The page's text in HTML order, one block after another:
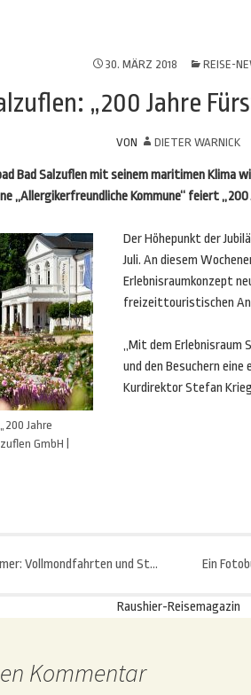
30. MÄRZ 2018 REISE-
„200 Jahre
VON DIETER WARNICK
Bad Salzuflen mit seinem maritimen Klima
„Allergikerfreundliche Kommune“ feiert „200
Jahre
GmbH |
Der Höhepunkt der
Juli. An diesem
Erlebnisraumkonzept
freizeittouristischen
„Mit dem Erlebnisraum
und den Besuchern
Kurdirektor Stefan
Nordsee für Nachtschwärmer: Vollmondfahrten und Sternewanderungen Ein
Raushier-Reisemagazin
Kommentar